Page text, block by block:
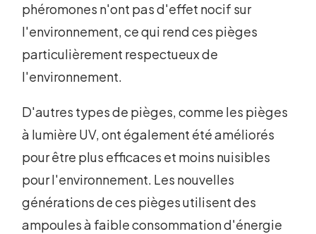
phéromones n'ont pas d'effet nocif sur
l'environnement, ce qui rend ces pièges
particulièrement respectueux de
l'environnement.
D'autres types de pièges, comme les pièges
à lumière UV, ont également été améliorés
pour être plus efficaces et moins nuisibles
pour l'environnement. Les nouvelles
générations de ces pièges utilisent des
ampoules à faible consommation d'énergie